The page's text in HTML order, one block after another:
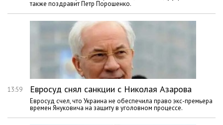
также поздравит Петр Порошенко.
13:59 Евросуд снял санкции с Николая Азарова
Евросуд счел, что Украина не обеспечила право экс-премьера
времен Януковича на защиту в уголовном процессе.